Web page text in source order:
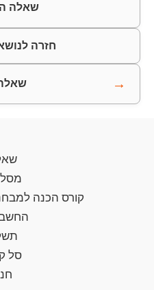
שאלה
חזרה
→
קורס הכנה
סל